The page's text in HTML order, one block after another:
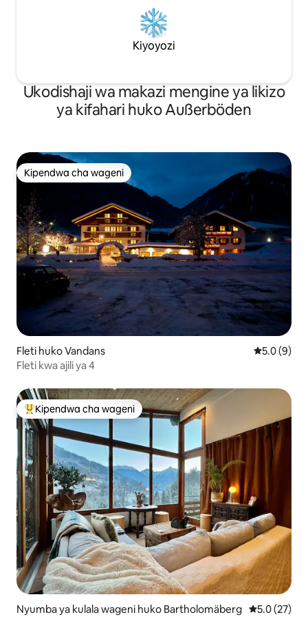
Kiyoyozi
Ukodishaji wa makazi mengine ya likizo
ya kifahari huko Außerböden
Kipendwa cha wageni
Kipendwa cha wageni
Fleti huko Vandans Ukadiriaji
5.0 (9)
Fleti kwa ajili ya 4
Kipendwa maarufu cha wageni
Kipendwa cha wageni
Nyumba ya kulala wageni huko Bartholomäberg Ukadiriaji
5.0 (27)